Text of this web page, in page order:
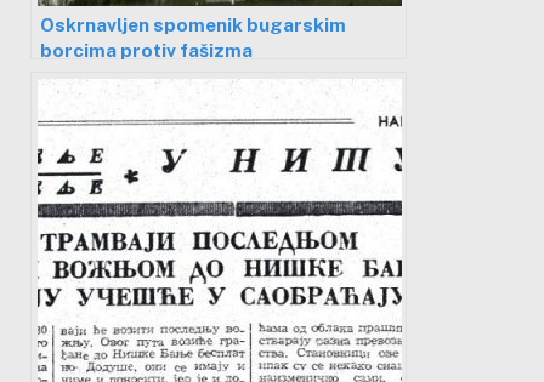
Oskrnavljen spomenik bugarskim
borcima protiv fašizma